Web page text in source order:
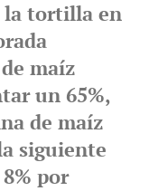
la tortilla en
maíz
un 65%,
de maíz
siguiente
por